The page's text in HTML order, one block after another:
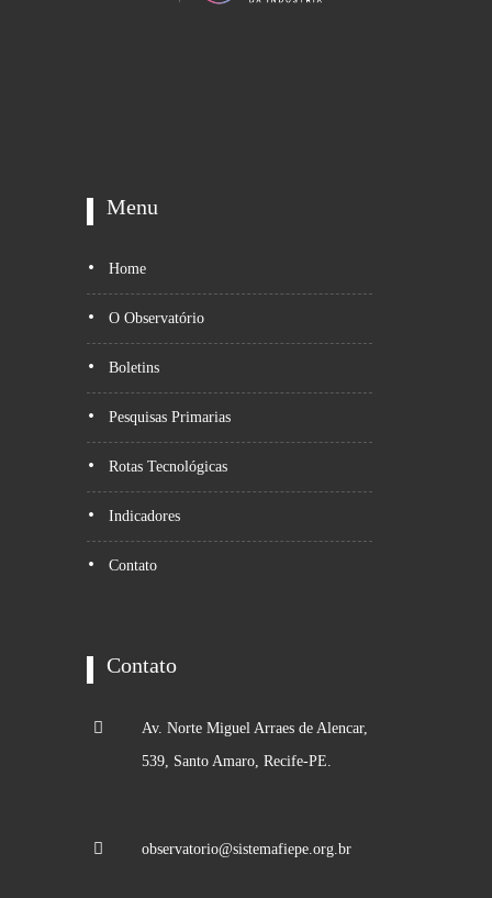
Menu
Home
O Observatório
Boletins
Pesquisas Primarias
Rotas Tecnológicas
Indicadores
Contato
Contato
Av. Norte Miguel Arraes de Alencar,
539, Santo Amaro, Recife-PE.
observatorio@sistemafiepe.org.br